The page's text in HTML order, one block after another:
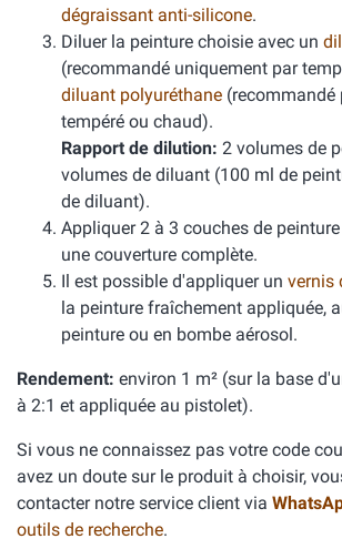
dégraissant anti-silicone.
Diluer la peinture choisie avec un
(recommandé uniquement par
diluant polyuréthane (recommandé
tempéré ou chaud).
Rapport de dilution: 2 volumes de
volumes de diluant (100 ml de
de diluant).
Appliquer 2 à 3 couches de
une couverture complète.
Il est possible d'appliquer un vernis
la peinture fraîchement appliquée,
peinture ou en bombe aérosol.
Rendement: environ 1 m² (sur la base
à 2:1 et appliquée au pistolet).
Si vous ne connaissez pas votre code
avez un doute sur le produit à choisir,
contacter notre service client via
outils de recherche.